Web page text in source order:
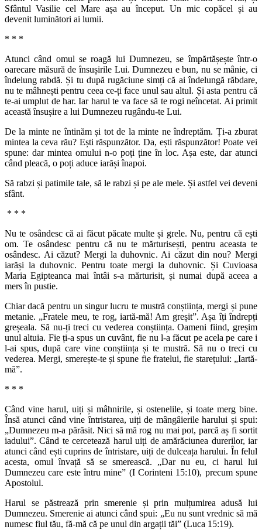
Sfântul Vasilie cel Mare așa au început. Un mic copăcel și au
devenit luminători ai lumii.
* * *
Atunci când omul se roagă lui Dumnezeu, se împărtășește într-o
oarecare măsură de însușirile Lui. Dumnezeu e bun, nu se mânie, ci
îndelung rabdă. Și tu după rugăciune simți că ai îndelungă răbdare,
nu te mâhnești pentru ceea ce-ți face unul sau altul. Și asta pentru că
te-ai umplut de har. Iar harul te va face să te rogi neîncetat. Ai primit
această însușire a lui Dumnezeu rugându-te Lui.
De la minte ne întinăm și tot de la minte ne îndreptăm. Ți-a zburat
mintea la ceva rău? Ești răspunzător. Da, ești răspunzător! Poate vei
spune: dar mintea omului n-o poți ține în loc. Așa este, dar atunci
când pleacă, o poți aduce iarăși înapoi.
Să rabzi și patimile tale, să le rabzi și pe ale mele. Și astfel vei deveni
sfânt.
* * *
Nu te osândesc că ai făcut păcate multe și grele. Nu, pentru că ești
om. Te osândesc pentru că nu te mărturisești, pentru aceasta te
osândesc. Ai căzut? Mergi la duhovnic. Ai căzut din nou? Mergi
iarăși la duhovnic. Pentru toate mergi la duhovnic. Și Cuvioasa
Maria Egipteanca mai întâi s-a mărturisit, și numai după aceea a
mers în pustie.
Chiar dacă pentru un singur lucru te mustră conștiința, mergi și pune
metanie. „Fratele meu, te rog, iartă-mă! Am greșit”. Așa îți îndrepți
greșeala. Să nu-ți treci cu vederea conștiința. Oameni fiind, greșim
unul altuia. Fie ți-a spus un cuvânt, fie nu l-a făcut pe acela pe care i
l-ai spus, după care vine conștiința și te mustră. Să nu o treci cu
vederea. Mergi, smerește-te și spune fie fratelui, fie starețului: „Iartă-
mă”.
* * *
Când vine harul, uiți și mâhnirile, și ostenelile, și toate merg bine.
Însă atunci când vine întristarea, uiți de mângâierile harului și spui:
„Dumnezeu m-a părăsit. Nici să mă rog nu mai pot, parcă aș fi sortit
iadului”. Când te cercetează harul uiți de amărăciunea durerilor, iar
atunci când ești cuprins de întristare, uiți de dulceața harului. În felul
acesta, omul învață să se smerească. „Dar nu eu, ci harul lui
Dumnezeu care este întru mine” (I Corinteni 15:10), precum spune
Apostolul.
Harul se păstrează prin smerenie și prin mulțumirea adusă lui
Dumnezeu. Smerenie ai atunci când spui: „Eu nu sunt vrednic să mă
numesc fiul tău, fă-mă că pe unul din argații tăi” (Luca 15:19).